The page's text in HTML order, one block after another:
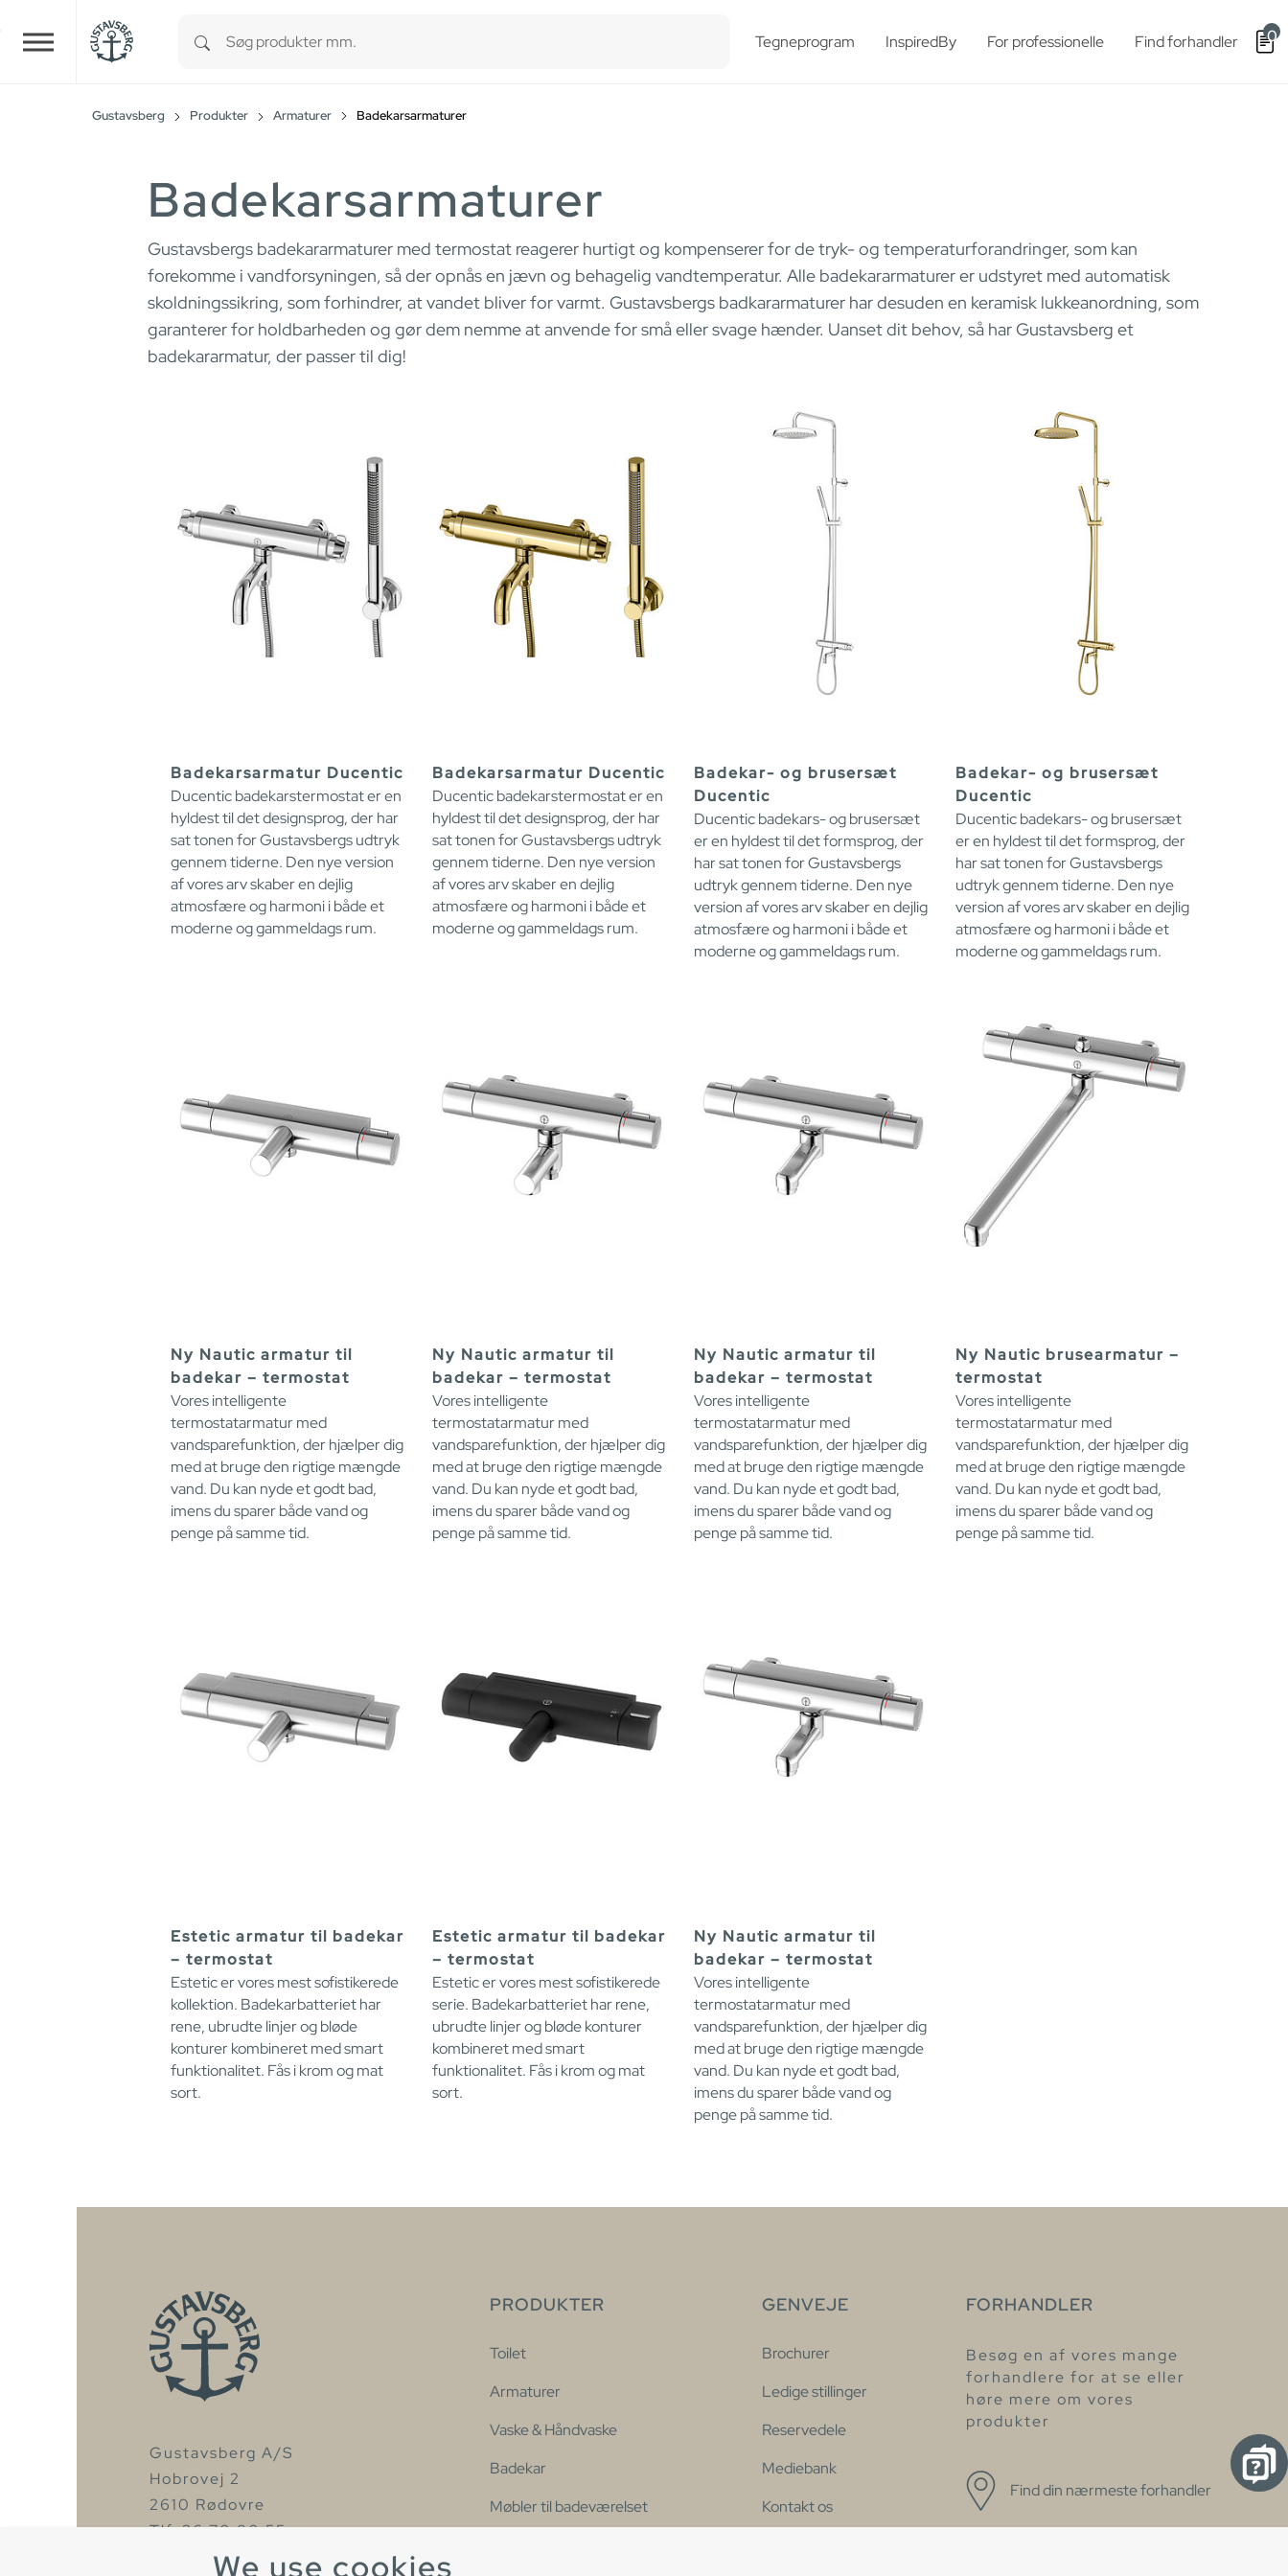
We use cookies
Skip to main content Tegneprogram InspiredBy For professionelle Find forhandler 0
Gustavsberg Produkter Armaturer Badekarsarmaturer
Badekarsarmaturer
Gustavsbergs badekararmaturer med termostat reagerer hurtigt og kompenserer for de tryk- og temperaturforandringer, som kan
forekomme i vandforsyningen, så der opnås en jævn og behagelig vandtemperatur. Alle badekararmaturer er udstyret med automatisk
skoldningssikring, som forhindrer, at vandet bliver for varmt. Gustavsbergs badkararmaturer har desuden en keramisk lukkeanordning, som
garanterer for holdbarheden og gør dem nemme at anvende for små eller svage hænder. Uanset dit behov, så har Gustavsberg et
badekararmatur, der passer til dig!
Badekarsarmatur Ducentic
Ducentic badekarstermostat er en
hyldest til det designsprog, der har
sat tonen for Gustavsbergs udtryk
gennem tiderne. Den nye version
af vores arv skaber en dejlig
atmosfære og harmoni i både et
moderne og gammeldags rum.
Badekarsarmatur Ducentic
Ducentic badekarstermostat er en
hyldest til det designsprog, der har
sat tonen for Gustavsbergs udtryk
gennem tiderne. Den nye version
af vores arv skaber en dejlig
atmosfære og harmoni i både et
moderne og gammeldags rum.
Badekar- og brusersæt
Ducentic
Ducentic badekars- og brusersæt
er en hyldest til det formsprog, der
har sat tonen for Gustavsbergs
udtryk gennem tiderne. Den nye
version af vores arv skaber en dejlig
atmosfære og harmoni i både et
moderne og gammeldags rum.
Badekar- og brusersæt
Ducentic
Ducentic badekars- og brusersæt
er en hyldest til det formsprog, der
har sat tonen for Gustavsbergs
udtryk gennem tiderne. Den nye
version af vores arv skaber en dejlig
atmosfære og harmoni i både et
moderne og gammeldags rum.
Ny Nautic armatur til
badekar – termostat
Vores intelligente
termostatarmatur med
vandsparefunktion, der hjælper dig
med at bruge den rigtige mængde
vand. Du kan nyde et godt bad,
imens du sparer både vand og
penge på samme tid.
Ny Nautic armatur til
badekar – termostat
Vores intelligente
termostatarmatur med
vandsparefunktion, der hjælper dig
med at bruge den rigtige mængde
vand. Du kan nyde et godt bad,
imens du sparer både vand og
penge på samme tid.
Ny Nautic armatur til
badekar – termostat
Vores intelligente
termostatarmatur med
vandsparefunktion, der hjælper dig
med at bruge den rigtige mængde
vand. Du kan nyde et godt bad,
imens du sparer både vand og
penge på samme tid.
Ny Nautic brusearmatur –
termostat
Vores intelligente
termostatarmatur med
vandsparefunktion, der hjælper dig
med at bruge den rigtige mængde
vand. Du kan nyde et godt bad,
imens du sparer både vand og
penge på samme tid.
Estetic armatur til badekar
– termostat
Estetic er vores mest sofistikerede
kollektion. Badekarbatteriet har
rene, ubrudte linjer og bløde
konturer kombineret med smart
funktionalitet. Fås i krom og mat
sort.
Estetic armatur til badekar
– termostat
Estetic er vores mest sofistikerede
serie. Badekarbatteriet har rene,
ubrudte linjer og bløde konturer
kombineret med smart
funktionalitet. Fås i krom og mat
sort.
Ny Nautic armatur til
badekar – termostat
Vores intelligente
termostatarmatur med
vandsparefunktion, der hjælper dig
med at bruge den rigtige mængde
vand. Du kan nyde et godt bad,
imens du sparer både vand og
penge på samme tid.
Gustavsberg A/S
Hobrovej 2
2610 Rødovre
Tlf. 36 70 80 55
PRODUKTER
Toilet
Armaturer
Vaske & Håndvaske
Badekar
Møbler til badeværelset
GENVEJE
Brochurer
Ledige stillinger
Reservedele
Mediebank
Kontakt os
FORHANDLER
Besøg en af vores mange
forhandlere for at se eller
høre mere om vores
produkter
Find din nærmeste forhandler